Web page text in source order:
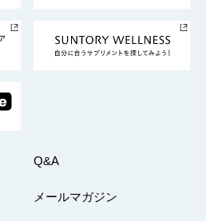
Q&A
メールマガジン